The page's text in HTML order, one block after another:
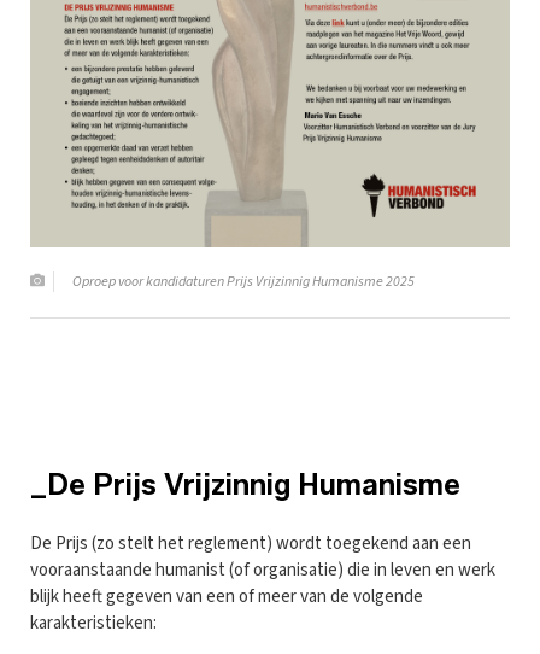
Oproep voor kandidaturen Prijs Vrijzinnig Humanisme 2025
_De Prijs Vrijzinnig Humanisme
De Prijs (zo stelt het reglement) wordt toegekend aan een
vooraanstaande humanist (of organisatie) die in leven en werk
blijk heeft gegeven van een of meer van de volgende
karakteristieken: